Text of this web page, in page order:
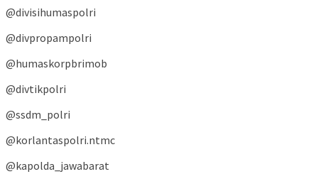
@divisihumaspolri
@divpropampolri
@humaskorpbrimob
@divtikpolri
@ssdm_polri
@korlantaspolri.ntmc
@kapolda_jawabarat